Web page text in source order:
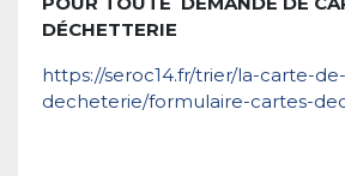
DÉCHETTERIE
https://seroc14.fr/trier/la-carte-de-
decheterie/formulaire-cartes-